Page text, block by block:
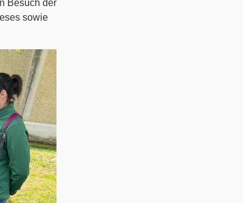
Besuch der
sowie